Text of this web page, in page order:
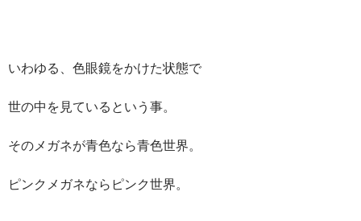
いわゆる、色眼鏡をかけた状態で
世の中を見ているという事。
そのメガネが青色なら青色世界。
ピンクメガネならピンク世界。